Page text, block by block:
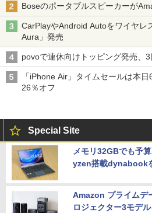
Boseのポータブルスピーカーが
CarPlayやAndroid Autoをワイヤレ
Aura」発売
povoで連休向けトッピング発売、
「iPhone Air」タイムセールは本
26％オフ
Special Site
メモリ32GBでも予
yzen搭載dynabook
Amazon プライムデ
ロジェクター3モデ